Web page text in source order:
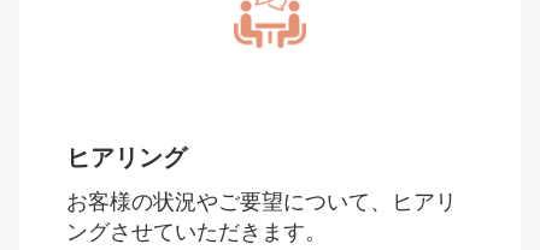
ヒアリング
お客様の状況やご要望について、ヒアリ
ングさせていただきます。